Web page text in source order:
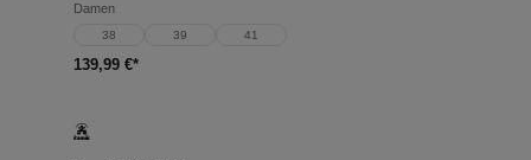
Damen
38 39 41
139,99 €*